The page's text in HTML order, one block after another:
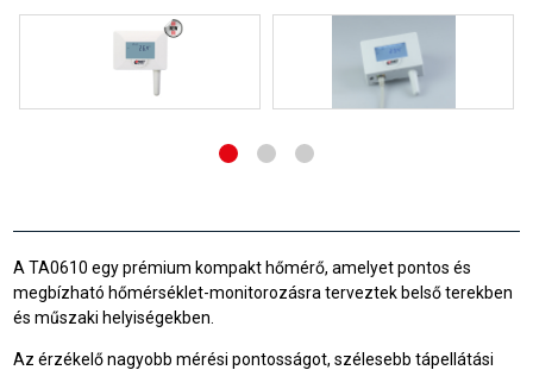
A TA0610 egy prémium kompakt hőmérő, amelyet pontos és
megbízható hőmérséklet-monitorozásra terveztek belső terekben
és műszaki helyiségekben.
Az érzékelő nagyobb mérési pontosságot, szélesebb tápellátási